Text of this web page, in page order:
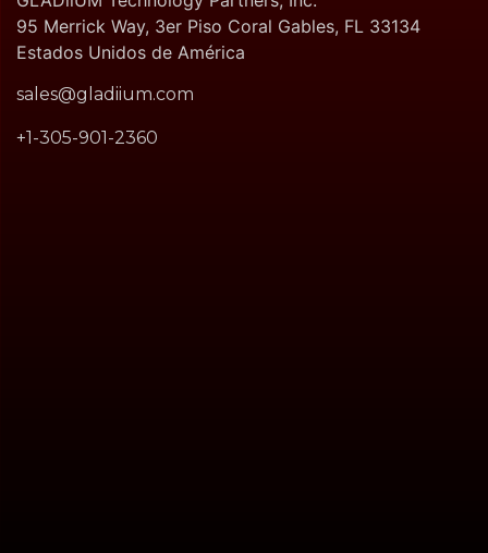
95 Merrick Way, 3er Piso Coral Gables, FL 33134
Estados Unidos de América
sales@gladiium.com
+1-305-901-2360